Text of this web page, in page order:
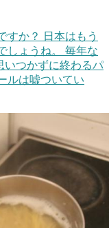
すか？ 日本はもう
しょうね。 毎年な
いつかずに終わるパ
ルは嘘ついてい